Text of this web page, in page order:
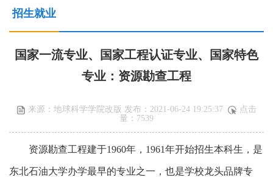
招生就业
国家一流专业、国家工程认证专业、国家特色
专业：资源勘查工程
来源：地球科学学院改版 发布：2021-06-24 19:25:37
点击
量： 7539
资源勘查工程建于1960年， 1961年开始招生本科生，是
东北石油大学办学最早的专业之一，也是学校龙头品牌专